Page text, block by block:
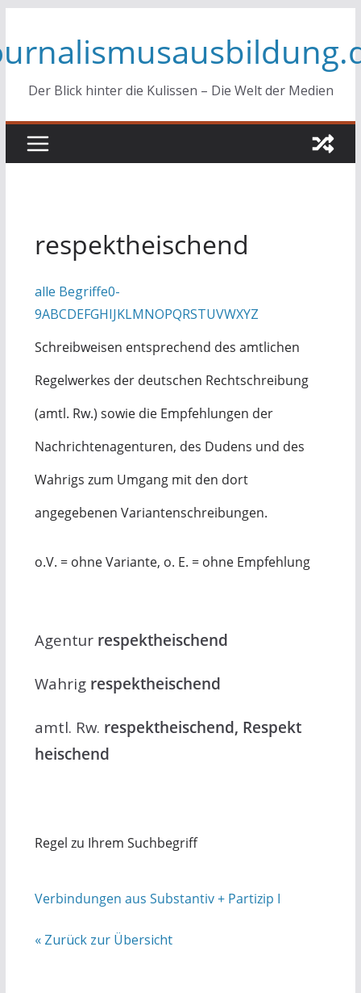
springen
Der Blick hinter die Kulissen – Die Welt der Medien
respektheischend
alle Begriffe0-
9ABCDEFGHIJKLMNOPQRSTUVWXYZ
Schreibweisen entsprechend des amtlichen
Regelwerkes der deutschen Rechtschreibung
(amtl. Rw.) sowie die Empfehlungen der
Nachrichtenagenturen, des Dudens und des
Wahrigs zum Umgang mit den dort
angegebenen Variantenschreibungen.
o.V. = ohne Variante, o. E. = ohne Empfehlung
Agentur respektheischend
Wahrig respektheischend
amtl. Rw. respektheischend, Respekt
heischend
Regel zu Ihrem Suchbegriff
Verbindungen aus Substantiv + Partizip I
« Zurück zur Übersicht